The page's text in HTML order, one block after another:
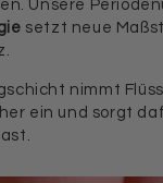
Unsere
setzt neue
nimmt
ein und sorgt